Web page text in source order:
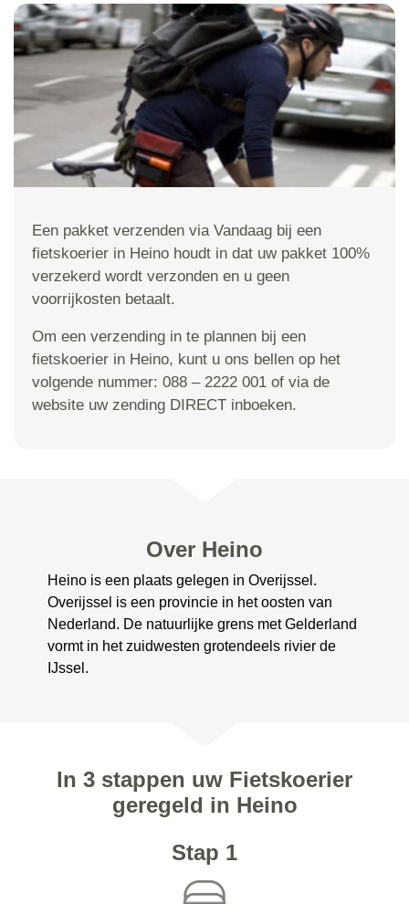
Een pakket verzenden via Vandaag bij een
fietskoerier in Heino houdt in dat uw pakket 100%
verzekerd wordt verzonden en u geen
voorrijkosten betaalt.
Om een verzending in te plannen bij een
fietskoerier in Heino, kunt u ons bellen op het
volgende nummer: 088 – 2222 001 of via de
website uw zending DIRECT inboeken.
Over Heino
Heino is een plaats gelegen in Overijssel.
Overijssel is een provincie in het oosten van
Nederland. De natuurlijke grens met Gelderland
vormt in het zuidwesten grotendeels rivier de
IJssel.
In 3 stappen uw Fietskoerier
geregeld in Heino
Stap 1